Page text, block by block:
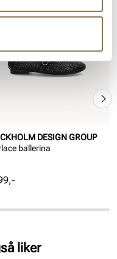
DESIGN GROUP
ballerina
liker